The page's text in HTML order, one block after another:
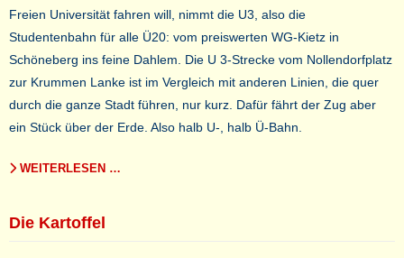
Freien Universität fahren will, nimmt die U3, also die
Studentenbahn für alle Ü20: vom preiswerten WG-Kietz in
Schöneberg ins feine Dahlem. Die U 3-Strecke vom Nollendorfplatz
zur Krummen Lanke ist im Vergleich mit anderen Linien, die quer
durch die ganze Stadt führen, nur kurz. Dafür fährt der Zug aber
ein Stück über der Erde. Also halb U-, halb Ü-Bahn.
WEITERLESEN …
Die Kartoffel